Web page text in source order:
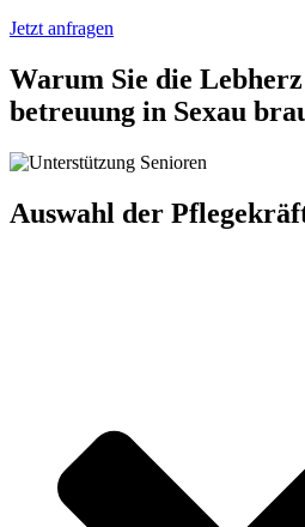
Jetzt anfragen
Warum Sie die
betreuung in Sexau
Auswahl der